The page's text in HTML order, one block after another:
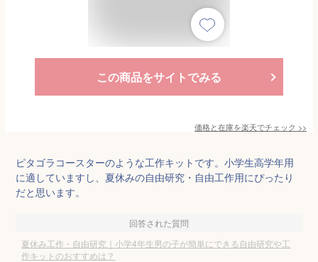
この商品をサイトでみる
価格と在庫を楽天でチェック >>
ピタゴラコースターのような工作キットです。小学生高学年用
に適していますし、夏休みの自由研究・自由工作用にぴったり
だと思います。
回答された質問
夏休み工作・自由研究｜小学4年生男の子が簡単にできる自由研究や工
作キットのおすすめは？